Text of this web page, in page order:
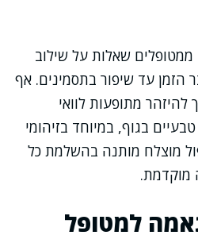
ממטופלים שאלות על שילוב
הזמן עד שיפור בתסמינים. אף
מתופעות לוואי
בגוף, במיוחד בזיהומי
מוצלח מותנה בהשלמת כל
למטופל